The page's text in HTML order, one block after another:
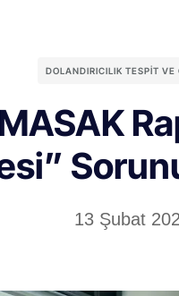
DOLANDIRICILIK TESPIT VE
13 Şubat